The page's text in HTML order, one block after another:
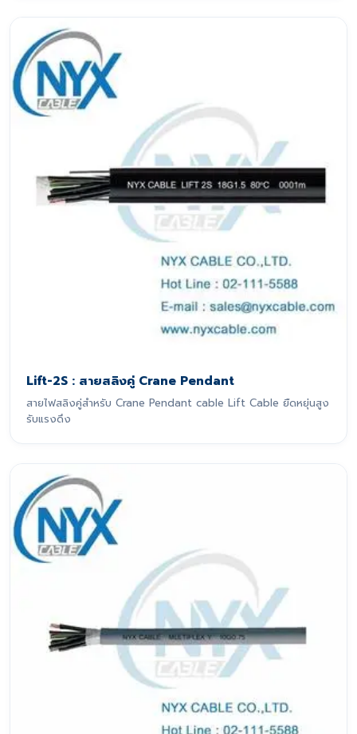
Lift-2S : สายสลิงคู่ Crane Pendant
สายไฟสลิงคู่สำหรับ Crane Pendant cable Lift Cable ยืดหยุ่นสูง
รับแรงดึง